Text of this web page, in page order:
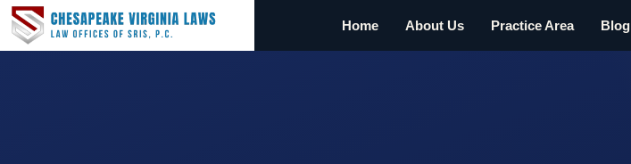
Home About Us Practice Area Blog